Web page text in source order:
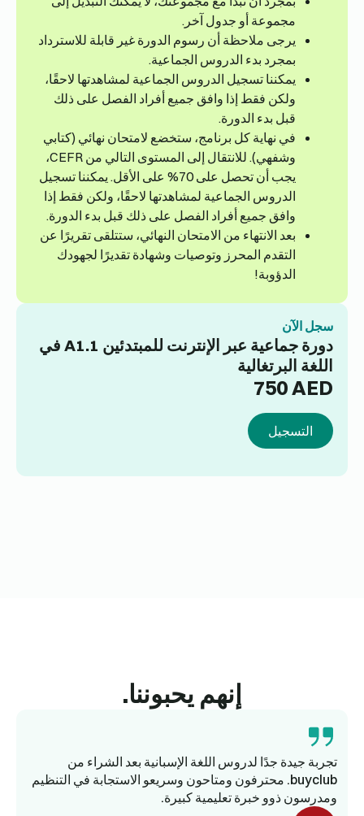
مجموعة أو جدول آخر.
يرجى ملاحظة أن رسوم الدورة غير قابلة للاسترداد
بمجرد بدء الدروس الجماعية.
يمكننا تسجيل الدروس الجماعية لمشاهدتها لاحقًا،
ولكن فقط إذا وافق جميع أفراد الفصل على ذلك
قبل بدء الدورة.
في نهاية كل برنامج، ستخضع لامتحان نهائي (كتابي
وشفهي). للانتقال إلى المستوى التالي من CEFR،
يجب أن تحصل على 70% على الأقل. يمكننا تسجيل
الدروس الجماعية لمشاهدتها لاحقًا، ولكن فقط إذا
وافق جميع أفراد الفصل على ذلك قبل بدء الدورة.
بعد الانتهاء من الامتحان النهائي، ستتلقى تقريرًا عن
التقدم المحرز وتوصيات وشهادة تقديرًا لجهودك
الدؤوبة!
سجل الآن
دورة جماعية عبر الإنترنت للمبتدئين A1.1 في
اللغة البرتغالية
750AED
التسجيل
إنهم يحبوننا.
تجربة جيدة جدًا لدروس اللغة الإسبانية بعد الشراء من
buyclub. محترفون ومتاحون وسريعو الاستجابة في التنظيم
ومدرسون ذوو خبرة تعليمية كبيرة.